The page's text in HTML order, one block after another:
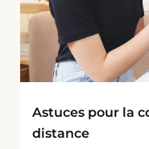
Astuces pour la
distance